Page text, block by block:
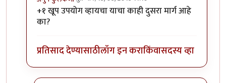
In reply toआयडी पुढे /authored लाउनbyअनुप ढेरे
+१ खूप उपयोग व्हायचा याचा काही दुसरा मार्ग आहे
का?
प्रतिसाद देण्यासाठीलॉग इन कराकिंवासदस्य व्हा